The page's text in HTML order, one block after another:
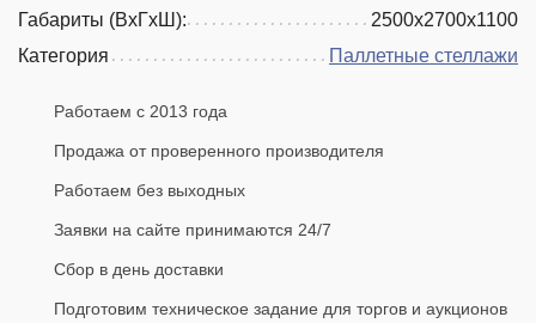
Габариты (ВхГхШ):
2500х2700х1100
Категория
Паллетные стеллажи
Работаем с 2013 года
Продажа от проверенного производителя
Работаем без выходных
Заявки на сайте принимаются 24/7
Сбор в день доставки
Подготовим техническое задание для торгов и аукционов